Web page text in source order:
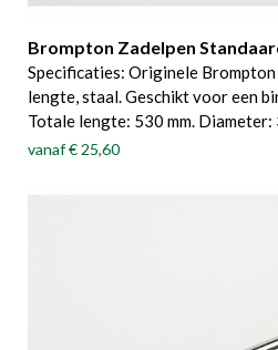
Brompton Zadelpen
Specificaties: Originele Brompton
lengte, staal. Geschikt voor een
Totale lengte: 530 mm. Diameter:
vanaf€ 25,60